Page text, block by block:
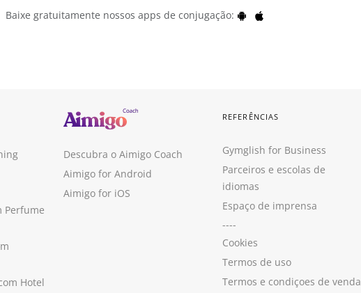
Baixe gratuitamente nossos apps de conjugação:
Perfume
Hotel
Descubra o Aimigo Coach
Aimigo for Android
Aimigo for iOS
REFERÊNCIAS
Gymglish for Business
Parceiros e escolas de
idiomas
Espaço de imprensa
----
Cookies
Termos de uso
Termos e condiçoes de venda